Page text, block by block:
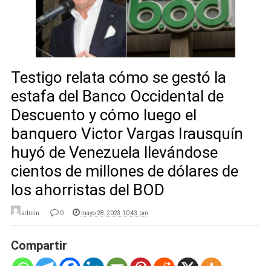
Testigo relata cómo se gestó la
estafa del Banco Occidental de
Descuento y cómo luego el
banquero Victor Vargas Irausquín
huyó de Venezuela llevándose
cientos de millones de dólares de
los ahorristas del BOD
admin 0 mayo 28, 2023 10:43 pm
Compartir